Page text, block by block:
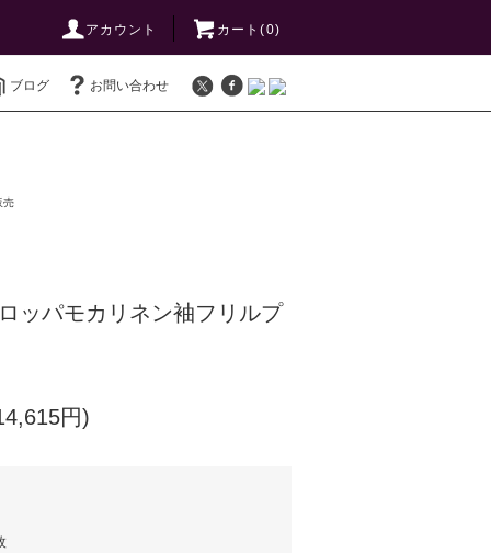
アカウント カート(0)
ブログ お問い合わせ
売
ッパモカリネン袖フリルプ
円)